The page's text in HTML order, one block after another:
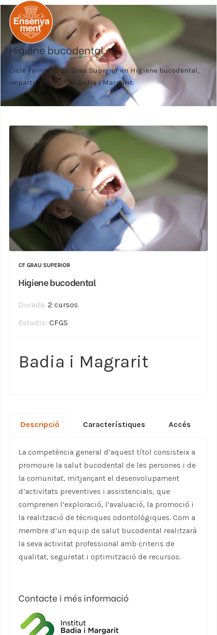
Higiene bucodental
Cicle Formatiu de Grau Superior en Higiene bucodental,
impartit a l'Institut Badia i Margarit.
CF GRAU SUPERIOR
Higiene bucodental
Durada: 2 cursos
Estudis: CFGS
Badia i Magrarit
Descripció Característiques Accés
La competència general d’aquest títol consisteix a
promoure la salut bucodental de les persones i de
la comunitat, mitjançant el desenvolupament
d’activitats preventives i assistencials, que
comprenen l’exploració, l’avaluació, la promoció i
la realització de tècniques odontològiques. Com a
membre d’un equip de salut bucodental realitzarà
la seva activitat professional amb criteris de
qualitat, seguretat i optimització de recursos.
Contacte i més informació